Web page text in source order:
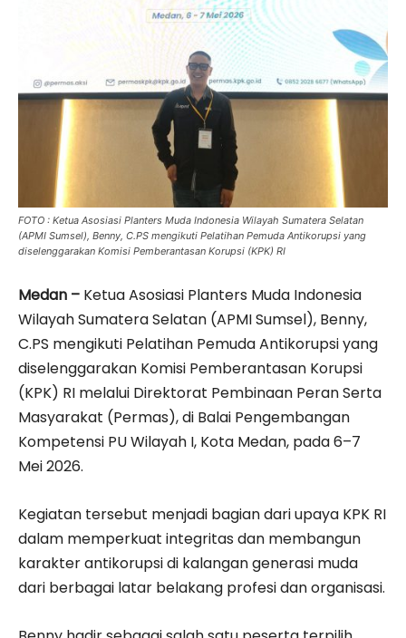
FOTO : Ketua Asosiasi Planters Muda Indonesia Wilayah Sumatera Selatan
(APMI Sumsel), Benny, C.PS mengikuti Pelatihan Pemuda Antikorupsi yang
diselenggarakan Komisi Pemberantasan Korupsi (KPK) RI
Medan – Ketua Asosiasi Planters Muda Indonesia
Wilayah Sumatera Selatan (APMI Sumsel), Benny,
C.PS mengikuti Pelatihan Pemuda Antikorupsi yang
diselenggarakan Komisi Pemberantasan Korupsi
(KPK) RI melalui Direktorat Pembinaan Peran Serta
Masyarakat (Permas), di Balai Pengembangan
Kompetensi PU Wilayah I, Kota Medan, pada 6–7
Mei 2026.
Kegiatan tersebut menjadi bagian dari upaya KPK RI
dalam memperkuat integritas dan membangun
karakter antikorupsi di kalangan generasi muda
dari berbagai latar belakang profesi dan organisasi.